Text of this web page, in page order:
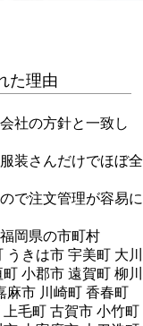
た理由
社の方針と一致し
装さんだけでほぼ全
で注文管理が容易に
岡県の市町村
きは市 宇美町 大川
小郡市 遠賀町 柳川
麻市 川崎町 香春町
毛町 古賀市 小竹町